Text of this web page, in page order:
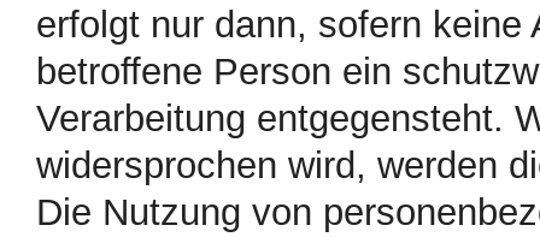
erfolgt nur dann, sofern
betroffene Person ein
Verarbeitung entgegensteht.
widersprochen wird, werden
Die Nutzung von